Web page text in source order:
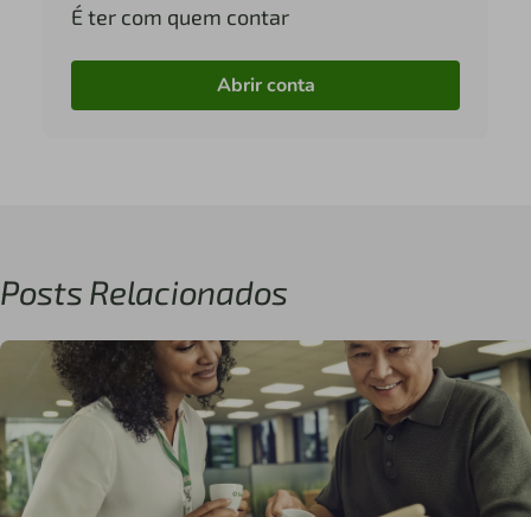
É ter com quem contar
Abrir conta
Posts Relacionados